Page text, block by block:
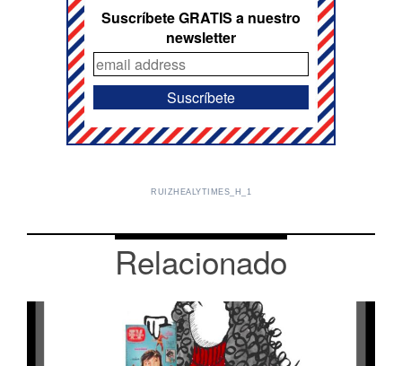
Suscríbete GRATIS a nuestro
newsletter
RUIZHEALYTIMES_H_1
Relacionado